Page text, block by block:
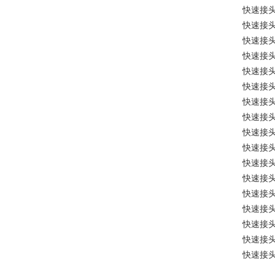
快速接
快速接
快速接
快速接
快速接
快速接
快速接
快速接
快速接
快速接
快速接
快速接
快速接
快速接
快速接
快速接
快速接